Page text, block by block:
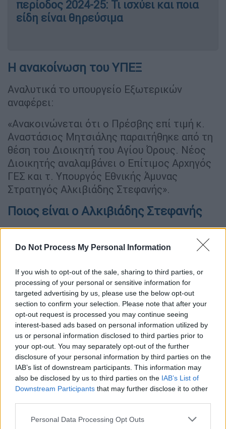
Do Not Process My Personal Information
If you wish to opt-out of the sale, sharing to third parties, or
processing of your personal or sensitive information for
targeted advertising by us, please use the below opt-out
section to confirm your selection. Please note that after your
opt-out request is processed you may continue seeing
interest-based ads based on personal information utilized by
us or personal information disclosed to third parties prior to
your opt-out. You may separately opt-out of the further
disclosure of your personal information by third parties on the
IAB’s list of downstream participants. This information may
also be disclosed by us to third parties on the IAB’s List of
Downstream Participants that may further disclose it to other
Please note that this website/app uses one or more Google
Personal Data Processing Opt Outs
περίοδος 2024-25: Τι ισχύει και ποια
είδη είναι θηρεύσιμα
Η ανακοίνωση του ΥΠΕΞ
Αναλυτικά το υπουργείο Εξωτερικών
αναφέρει:
«Ανακοινώνεται ότι ο Πρέσβης επί τιμή κ.
Αναστάσιος Μητσιάλης παραιτήθηκε από τη
θέση του Διοικητή του Αγίου Όρους. Νέος
Διοικητής αναλαμβάνει ο Επίτιμος Αρχηγός
ΓΕΣ και τ. Υπουργός Εθνικής Άμυνας
Στρατηγός Αλκιβιάδης Στεφανής».
Ποιος είναι ο Αλκιβιάδης Στεφανής
Εισήλθε στηΣτρατιωτική Σχολή Ευελπίδων
το 1978 και αποφοίτησε το1982ως
τεθωρακισμένων, ως ουλαμαγός και
διοικητής Ίλης Μέσων Αρμάτων, διοικητής
Ίλης Υποψηφίων Εφέδρων Αξιωματικών
(Υ.Ε.Α.), καθώς και στη Στρατιωτική Σχολή
Ευελπίδων ως εκπαιδευτής. Από το1998
έως το2000διοίκησε την 98η Επιλαρχία
Αρμάτων Εθνοφυλακής (98 ΕΑΡΜΕΘ) στη
Λέσβο.
Από το2000 έως το 2002υπηρέτησε ως
ακόμη ως επιτελής επιχειρήσεων στην